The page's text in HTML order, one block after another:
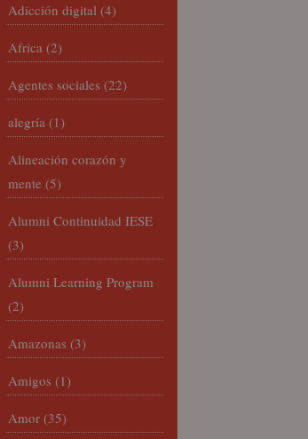
Adicción digital (4)
Africa (2)
Agentes sociales (22)
alegría (1)
Alineación corazón y
mente (5)
Alumni Continuidad IESE
(3)
Alumni Learning Program
(2)
Amazonas (3)
Amigos (1)
Amor (35)